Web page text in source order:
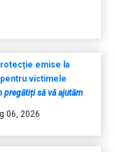
emise la
victimele
pregătiți să vă ajutăm
06, 2026